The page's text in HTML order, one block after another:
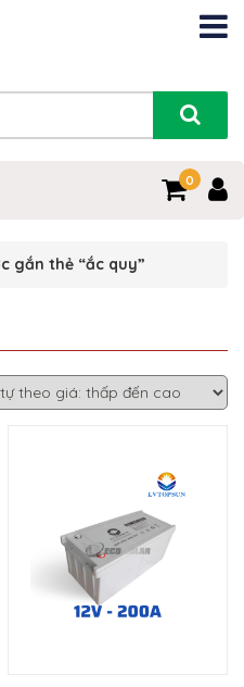
0
gắn thẻ “ắc quy”